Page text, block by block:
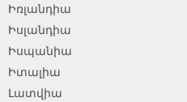
Իռլանդիա
Իսլանդիա
Իսպանիա
Իտալիա
Լատվիա